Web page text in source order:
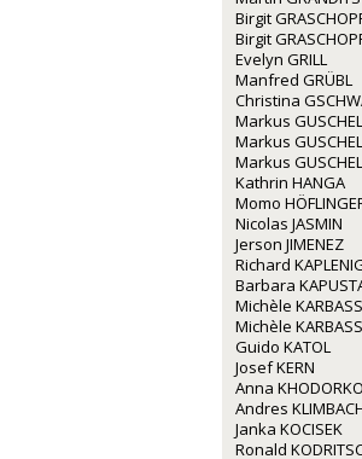
Birgit
Birgit
Evelyn GRILL
Manfred GRÜBL
Christina
Markus
Markus
Markus
Kathrin HANGA
Momo
Nicolas JASMIN
Jerson JIMENEZ
Richard
Barbara
Michèle
Michèle
Guido KATOL
Josef KERN
Anna
Andres
Janka KOCISEK
Ronald